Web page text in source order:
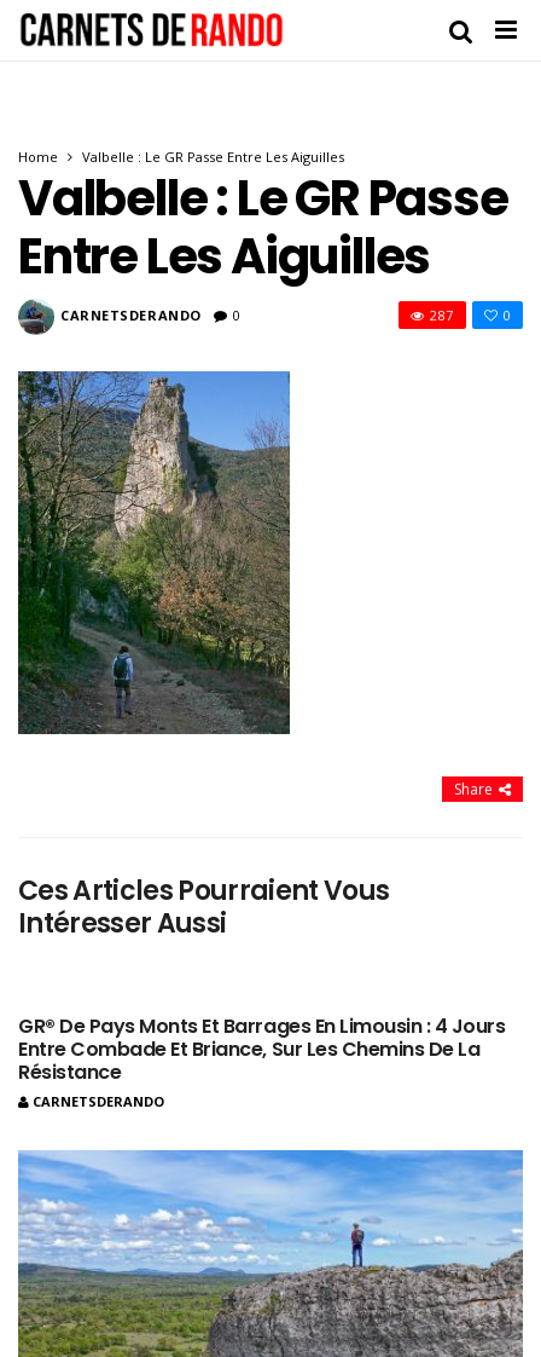
Home Valbelle : Le GR Passe Entre Les Aiguilles
Valbelle : Le GR Passe
Entre Les Aiguilles
CARNETSDERANDO 0 0
287
Share
Ces Articles Pourraient Vous
Intéresser Aussi
GR® De Pays Monts Et Barrages En Limousin : 4 Jours
Entre Combade Et Briance, Sur Les Chemins De La
Résistance
CARNETSDERANDO